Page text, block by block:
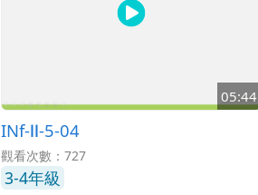
05:44
INf-Ⅱ-5-04
觀看次數：727
3-4年級